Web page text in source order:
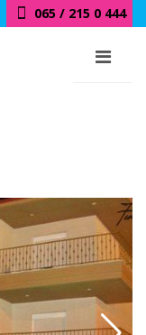
065 / 215 0 444